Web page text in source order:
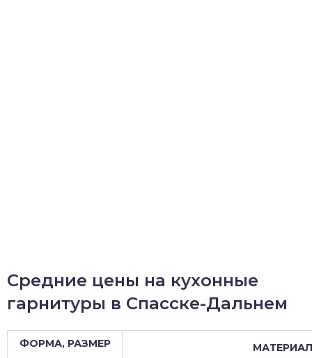
Средние цены на кухонные
гарнитуры в Спасске-Дальнем
ФОРМА, РАЗМЕР